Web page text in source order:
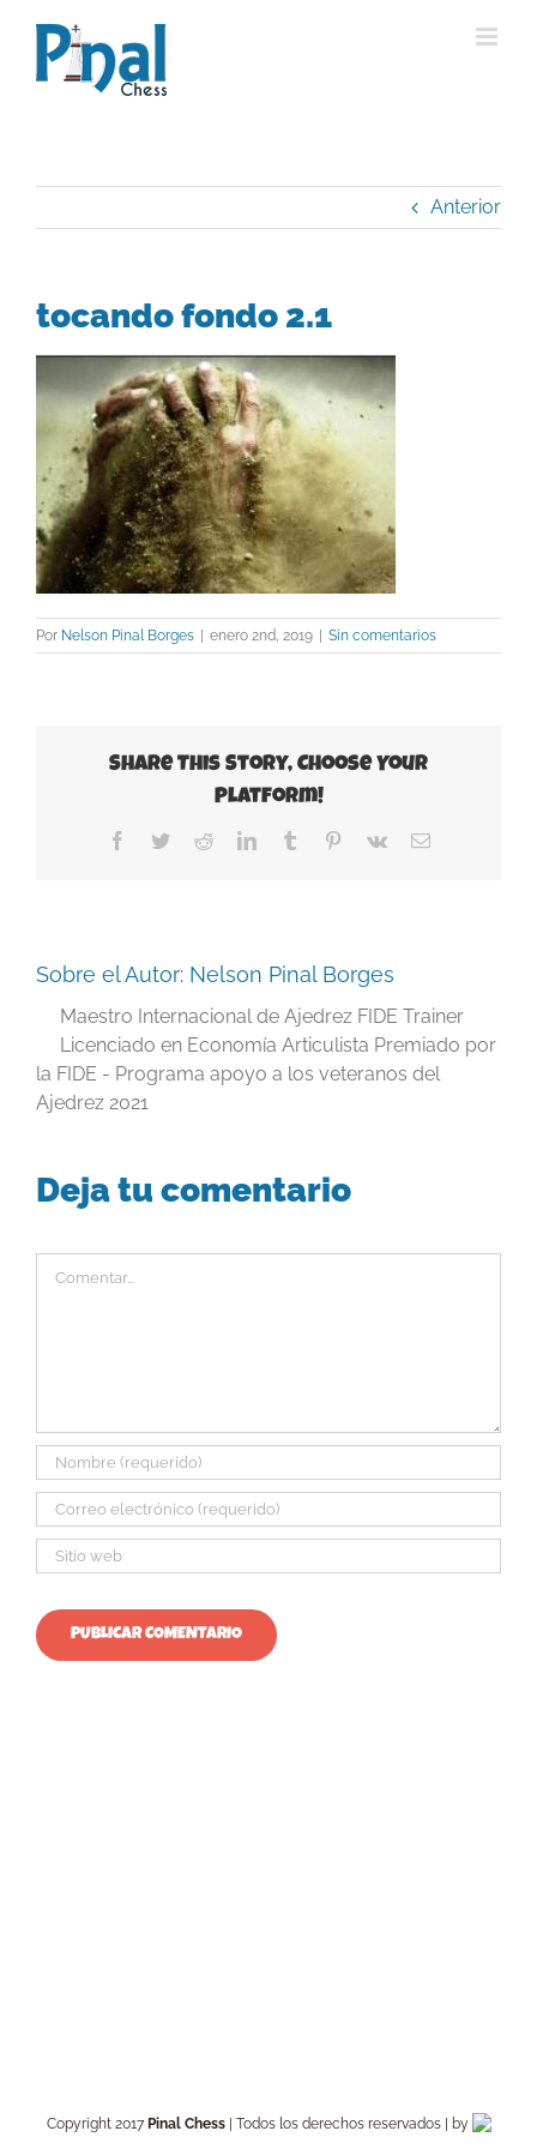
contenido
Anterior
tocando fondo 2.1
Por Nelson Pinal Borges | enero 2nd, 2019 | Sin comentarios
Share This Story, Choose Your
Platform!
Facebook
TwitterRedditLinkedInTumblr Pinterest
Vk
Correo
Sobre el Autor: Nelson Pinal Borges
Maestro Internacional de Ajedrez FIDE Trainer
Licenciado en Economía Articulista Premiado por
la FIDE - Programa apoyo a los veteranos del
Ajedrez 2021
Deja tu comentario
Copyright 2017 Pinal Chess| Todos los derechos reservados | by